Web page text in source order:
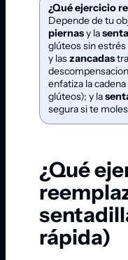
¿Qué ejercicio
Depende de tu
piernasy la
glúteos sin estrés
y laszancadas
enfatiza la
glúteos); y la
segura si te
¿Qué
rápida)